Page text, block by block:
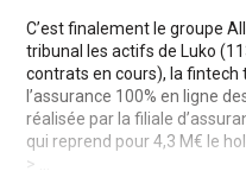
C’est finalement le groupe
tribunal les actifs de Luko
contrats en cours), la fintech
l’assurance 100% en ligne
réalisée par la filiale
qui reprend pour 4,3 M€ le
> ...